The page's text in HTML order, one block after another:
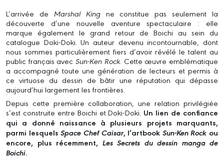
L’arrivée de Marshal Kingne constitue pas seulement la
découverte d’une nouvelle aventure spectaculaire : elle
marque également le grand retour de Boichi au sein du
catalogue Doki-Doki. Un auteur devenu incontournable, dont
nous sommes particulièrement fiers d’avoir révélé le talent au
public français avecSun-Ken Rock. Cette œuvre emblématique
a accompagné toute une génération de lecteurs et permis à
ce virtuose du dessin de bâtir une réputation qui dépasse
aujourd’hui largement les frontières.
Depuis cette première collaboration, une relation privilégiée
s’est construite entre Boichi et Doki-Doki. Un lien de confiance
qui a donné naissance à plusieurs projets marquants,
parmi lesquelsSpace Chef Caisar, l’artbook Sun-Ken Rock ou
encore, plus récemment, Les Secrets du dessin manga de
Boichi.